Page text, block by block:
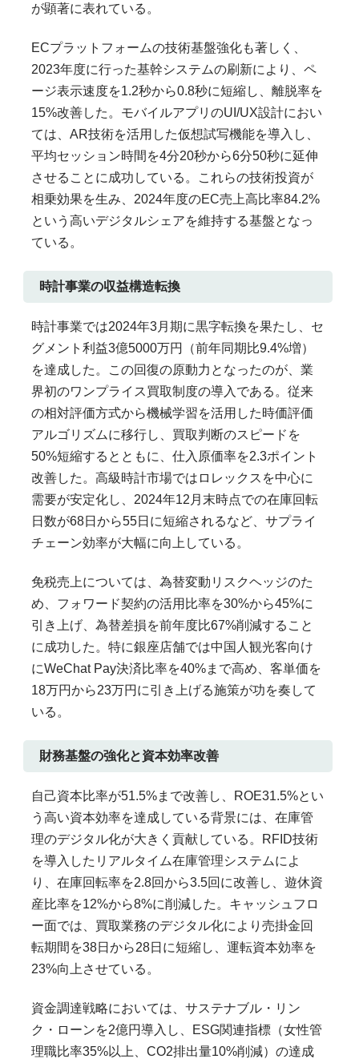
が顕著に表れている。
ECプラットフォームの技術基盤強化も著しく、
2023年度に行った基幹システムの刷新により、ペ
ージ表示速度を1.2秒から0.8秒に短縮し、離脱率を
15%改善した。モバイルアプリのUI/UX設計におい
ては、AR技術を活用した仮想試写機能を導入し、
平均セッション時間を4分20秒から6分50秒に延伸
させることに成功している。これらの技術投資が
相乗効果を生み、2024年度のEC売上高比率84.2%
という高いデジタルシェアを維持する基盤となっ
ている。
時計事業の収益構造転換
時計事業では2024年3月期に黒字転換を果たし、セ
グメント利益3億5000万円（前年同期比9.4%増）
を達成した。この回復の原動力となったのが、業
界初のワンプライス買取制度の導入である。従来
の相対評価方式から機械学習を活用した時価評価
アルゴリズムに移行し、買取判断のスピードを
50%短縮するとともに、仕入原価率を2.3ポイント
改善した。高級時計市場ではロレックスを中心に
需要が安定化し、2024年12月末時点での在庫回転
日数が68日から55日に短縮されるなど、サプライ
チェーン効率が大幅に向上している。
免税売上については、為替変動リスクヘッジのた
め、フォワード契約の活用比率を30%から45%に
引き上げ、為替差損を前年度比67%削減すること
に成功した。特に銀座店舗では中国人観光客向け
にWeChat Pay決済比率を40%まで高め、客単価を
18万円から23万円に引き上げる施策が功を奏して
いる。
財務基盤の強化と資本効率改善
自己資本比率が51.5%まで改善し、ROE31.5%とい
う高い資本効率を達成している背景には、在庫管
理のデジタル化が大きく貢献している。RFID技術
を導入したリアルタイム在庫管理システムによ
り、在庫回転率を2.8回から3.5回に改善し、遊休資
産比率を12%から8%に削減した。キャッシュフロ
ー面では、買取業務のデジタル化により売掛金回
転期間を38日から28日に短縮し、運転資本効率を
23%向上させている。
資金調達戦略においては、サステナブル・リン
ク・ローンを2億円導入し、ESG関連指標（女性管
理職比率35%以上、CO2排出量10%削減）の達成